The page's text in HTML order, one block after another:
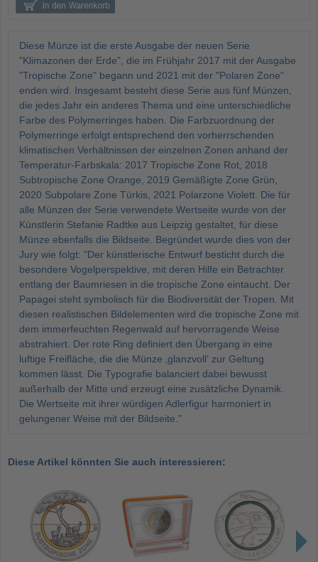
Diese Münze ist die erste Ausgabe der neuen Serie
"Klimazonen der Erde", die im Frühjahr 2017 mit der Ausgabe
"Tropische Zone" begann und 2021 mit der "Polaren Zone"
enden wird. Insgesamt besteht diese Serie aus fünf Münzen,
die jedes Jahr ein anderes Thema und eine unterschiedliche
Farbe des Polymerringes haben. Die Farbzuordnung der
Polymerringe erfolgt entsprechend den vorherrschenden
klimatischen Verhältnissen der einzelnen Zonen anhand der
Temperatur-Farbskala: 2017 Tropische Zone Rot, 2018
Subtropische Zone Orange, 2019 Gemäßigte Zone Grün,
2020 Subpolare Zone Türkis, 2021 Polarzone Violett. Die für
alle Münzen der Serie verwendete Wertseite wurde von der
Künstlerin Stefanie Radtke aus Leipzig gestaltet, für diese
Münze ebenfalls die Bildseite. Begründet wurde dies von der
Jury wie folgt: "Der künstlerische Entwurf besticht durch die
besondere Vogelperspektive, mit deren Hilfe ein Betrachter
entlang der Baumriesen in die tropische Zone eintaucht. Der
Papagei steht symbolisch für die Biodiversität der Tropen. Mit
diesen realistischen Bildelementen wird die tropische Zone mit
dem immerfeuchten Regenwald auf hervorragende Weise
abstrahiert. Der rote Ring definiert den Übergang in eine
luftige Freifläche, die die Münze ‚glanzvoll‘ zur Geltung
kommen lässt. Die Typografie balanciert dabei bewusst
außerhalb der Mitte und erzeugt eine zusätzliche Dynamik.
Die Wertseite mit ihrer würdigen Adlerfigur harmoniert in
gelungener Weise mit der Bildseite."
Diese Artikel könnten Sie auch interessieren: